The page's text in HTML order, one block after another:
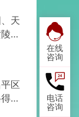
在线
咨询
电话
咨询
天
园
区
多